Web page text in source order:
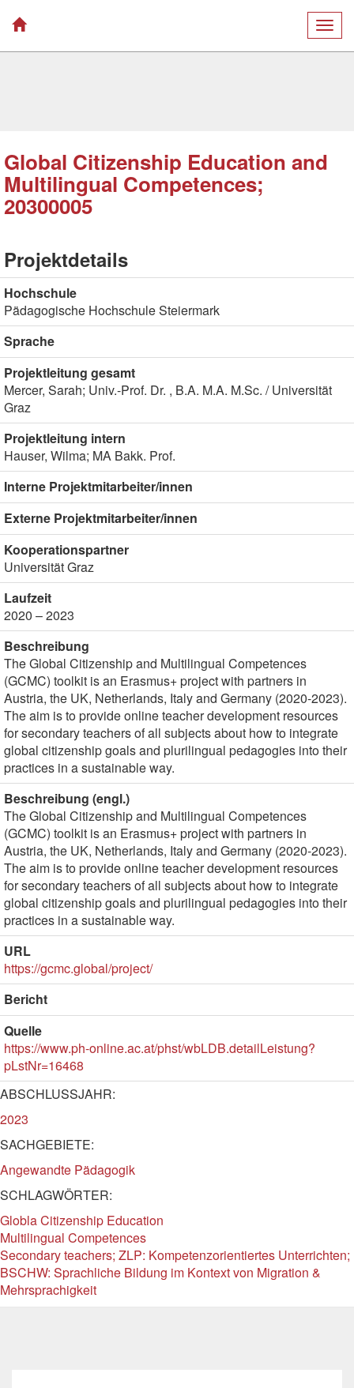
Global Citizenship Education and
Multilingual Competences;
20300005
Projektdetails
Hochschule
Pädagogische Hochschule Steiermark
Sprache
Projektleitung gesamt
Mercer, Sarah; Univ.-Prof. Dr. , B.A. M.A. M.Sc. / Universität
Graz
Projektleitung intern
Hauser, Wilma; MA Bakk. Prof.
Interne Projektmitarbeiter/innen
Externe Projektmitarbeiter/innen
Kooperationspartner
Universität Graz
Laufzeit
2020 – 2023
Beschreibung
The Global Citizenship and Multilingual Competences
(GCMC) toolkit is an Erasmus+ project with partners in
Austria, the UK, Netherlands, Italy and Germany (2020-2023).
The aim is to provide online teacher development resources
for secondary teachers of all subjects about how to integrate
global citizenship goals and plurilingual pedagogies into their
practices in a sustainable way.
Beschreibung (engl.)
The Global Citizenship and Multilingual Competences
(GCMC) toolkit is an Erasmus+ project with partners in
Austria, the UK, Netherlands, Italy and Germany (2020-2023).
The aim is to provide online teacher development resources
for secondary teachers of all subjects about how to integrate
global citizenship goals and plurilingual pedagogies into their
practices in a sustainable way.
URL
https://gcmc.global/project/
Bericht
Quelle
https://www.ph-online.ac.at/phst/wbLDB.detailLeistung?
pLstNr=16468
ABSCHLUSSJAHR:
2023
SACHGEBIETE:
Angewandte Pädagogik
SCHLAGWÖRTER:
Globla Citizenship Education
Multilingual Competences
Secondary teachers; ZLP: Kompetenzorientiertes Unterrichten;
BSCHW: Sprachliche Bildung im Kontext von Migration &
Mehrsprachigkeit